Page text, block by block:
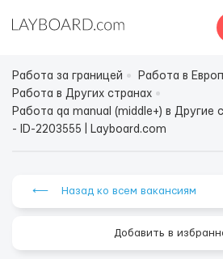
Работа за границей
Работа в
Работа в Других странах
Работа qa manual (middle+) в Другие
- ID-2203555 | Layboard.com
⟵ Назад ко всем вакансиям
Добавить в